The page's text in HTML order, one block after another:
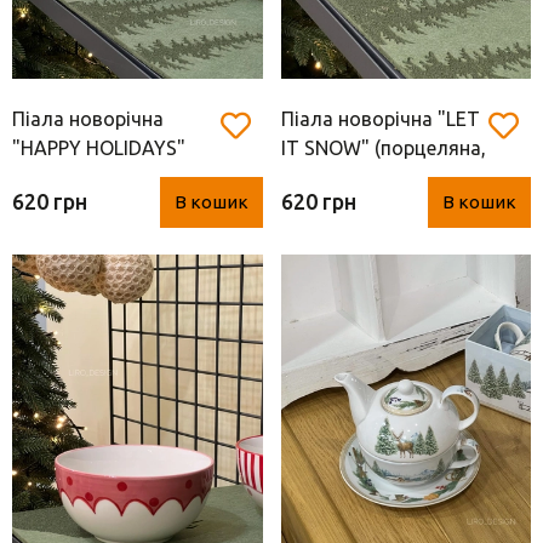
Піала новорічна
"HAPPY HOLIDAYS"
Нідерланди, 14.5*7
620 грн В кошик
Піала новорічна "LET
IT SNOW" (порцеляна,
Нідерланди, 14.5*7
см)
620 грн В кошик